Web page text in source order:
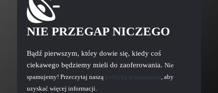
NIE PRZEGAP NICZEGO
Bądź pierwszym, który dowie się, kiedy coś
ciekawego będziemy mieli do zaoferowania. Nie
spamujemy! Przeczytaj naszą politykę prywatności, aby
uzyskać więcej informacji.